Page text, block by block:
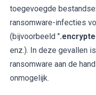
toegevoegde
ransomware-infecties
(bijvoorbeeld "
enz.). In deze gevallen
ransomware aan de
onmogelijk.